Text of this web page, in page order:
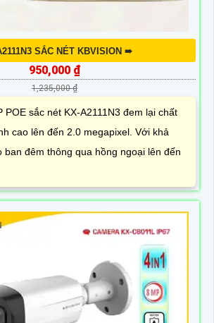
SẮC NÉT KBVISION ➠
950,000 ₫
1,235,000 ₫
POE sắc nét KX-A2111N3 đem lại chất
cao lên đến 2.0 megapixel. Với khả
ban đêm thông qua hồng ngoại lên đến